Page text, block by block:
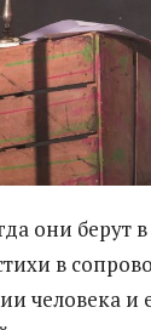
они берут
в
человека и